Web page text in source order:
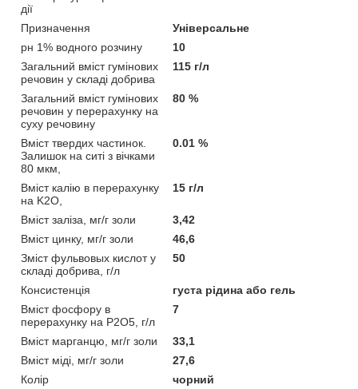
дії
Призначення
Універсальне
рн 1% водного розчину
10
Загальний вміст гумінових
речовин у складі добрива
115 г/л
Загальний вміст гумінових
речовин у перерахунку на
суху речовину
80 %
Вміст твердих частинок.
Залишок на ситі з вічками
80 мкм,
0.01 %
Вміст калію в перерахунку
на K2O,
15 г/л
Вміст заліза, мг/г золи
3,42
Вміст цинку, мг/г золи
46,6
Зміст фульвовых кислот у
складі добрива, г/л
50
Консистенція
густа рідина або гель
Вміст фосфору в
перерахунку на P2O5, г/л
7
Вміст марганцю, мг/г золи
33,1
Вміст міді, мг/г золи
27,6
Колір
чорний